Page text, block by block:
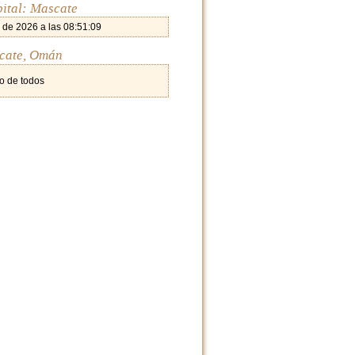
Mascate
2026 a las 08:51:09
Omán
de todos